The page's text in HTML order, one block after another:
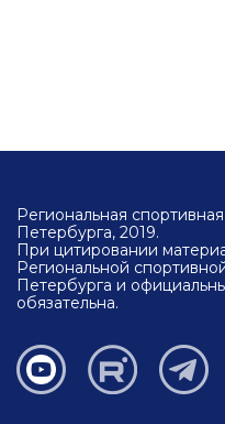
Региональная
Петербурга, 2019.
При цитировании
Региональной
Петербурга и
обязательна.